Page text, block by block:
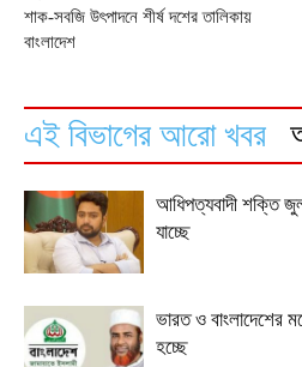
শাক-সবজি উৎপাদনে শীর্ষ দশের তালিকায়
বাংলাদেশ
এই বিভাগের আরো খবর
আধিপত্যবাদী শক্তি
যাচ্ছে
ভারত ও বাংলাদেশের
হচ্ছে